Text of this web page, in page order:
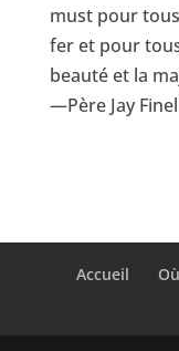
must pour
fer et pour
beauté et la
—Père Jay
Accueil